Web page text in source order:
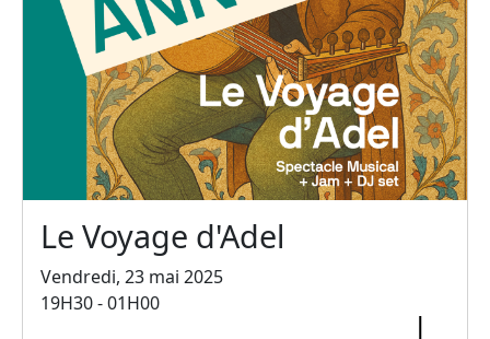
Le Voyage d'Adel
Vendredi, 23 mai 2025
19H30 - 01H00